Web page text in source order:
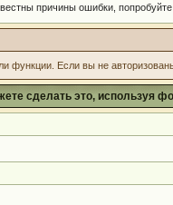
причины ошибки,
функции. Если вы не
сделать это, используя